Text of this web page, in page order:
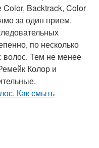
Color, Backtrack, Color
за один прием.
по несколько
волос. Тем не менее
Колор и